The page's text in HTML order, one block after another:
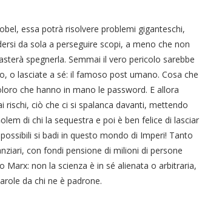
essa potrà risolvere problemi giganteschi,
da sola a perseguire scopi, a meno che non
spegnerla. Semmai il vero pericolo sarebbe
o lasciate a sé: il famoso post umano. Cosa che
che hanno in mano le password. E allora
ciò che ci si spalanca davanti, mettendo
di chi la sequestra e poi è ben felice di lasciar
si badi in questo mondo di Imperi! Tanto
con fondi pensione di milioni di persone
Marx: non la scienza è in sé alienata o arbitraria,
da chi ne è padrone.